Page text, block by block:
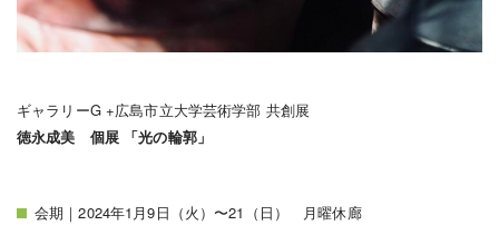
ギャラリーG +広島市立大学芸術学部 共創展
徳永成美 個展 「光の輪郭」
会期｜2024年1月9日（火）〜21（日） 月曜休廊